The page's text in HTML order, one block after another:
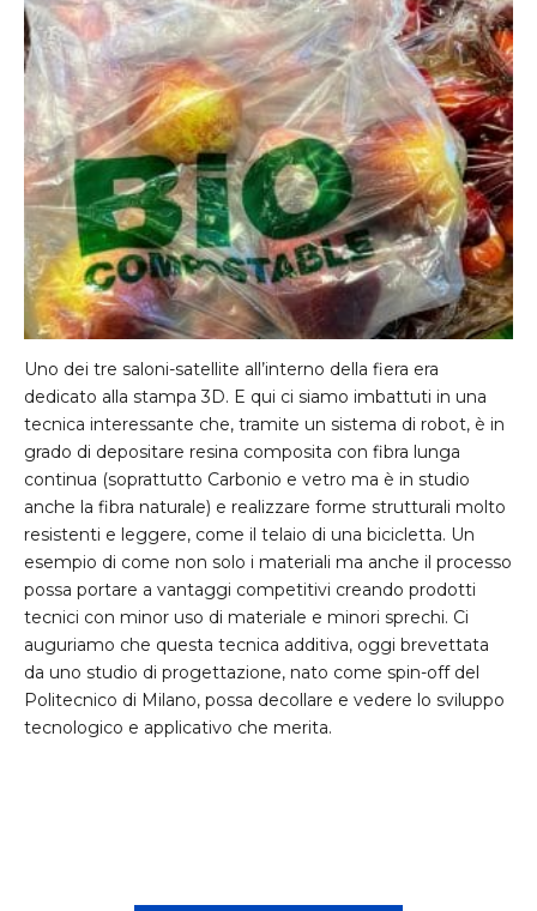
Uno dei tre saloni-satellite all’interno della fiera era
dedicato alla stampa 3D. E qui ci siamo imbattuti in una
tecnica interessante che, tramite un sistema di robot, è in
grado di depositare resina composita con fibra lunga
continua (soprattutto Carbonio e vetro ma è in studio
anche la fibra naturale) e realizzare forme strutturali molto
resistenti e leggere, come il telaio di una bicicletta. Un
esempio di come non solo i materiali ma anche il processo
possa portare a vantaggi competitivi creando prodotti
tecnici con minor uso di materiale e minori sprechi. Ci
auguriamo che questa tecnica additiva, oggi brevettata
da uno studio di progettazione, nato come spin-off del
Politecnico di Milano, possa decollare e vedere lo sviluppo
tecnologico e applicativo che merita.